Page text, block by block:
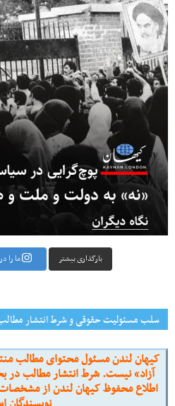
بارگذاری بیشتر ما را
سلب مسئولیت حقوقی و شرط انتشار
کیهان لندن مسئول محتوای مطالب
آزاد» نیست. شرط انتشار مطالب در
اطلاع محفوظ کیهان لندن از